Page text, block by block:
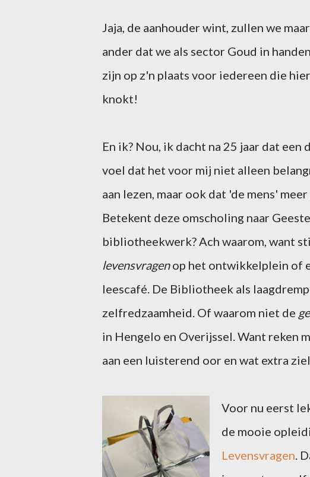
Jaja, de aanhouder wint, zullen we
ander dat we als sector Goud in
zijn op z'n plaats voor iedereen die
knokt!
En ik? Nou, ik dacht na 25 jaar dat
voel dat het voor mij niet alleen
aan lezen, maar ook dat 'de mens'
Betekent deze omscholing naar
bibliotheekwerk? Ach waarom, want
levensvragenop het ontwikkelplein of
leescafé. De Bibliotheek als
zelfredzaamheid. Of waarom niet de
in Hengelo en Overijssel. Want reken
aan een luisterend oor en wat extra
Voor nu eerst
de mooie
Levensvragen.